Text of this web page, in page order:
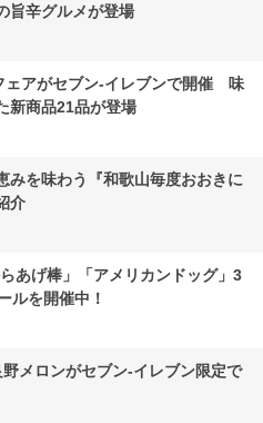
旨辛グルメが登場
ェアがセブン-イレブンで開催 味
新商品21品が登場
みを味わう『和歌山毎度おおきに
介
あげ棒」「アメリカンドッグ」3
ルを開催中！
メロンがセブン‐イレブン限定で